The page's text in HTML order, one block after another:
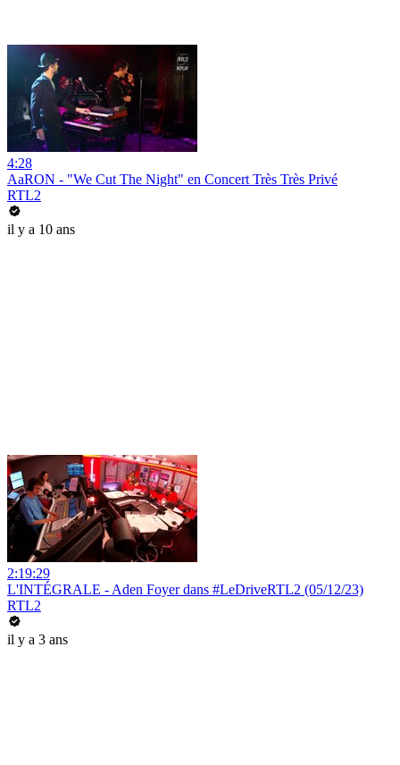
4:28
AaRON - "We Cut The Night" en Concert Très Très Privé
RTL2
il y a 10 ans
2:19:29
L'INTÉGRALE - Aden Foyer dans #LeDriveRTL2 (05/12/23)
RTL2
il y a 3 ans